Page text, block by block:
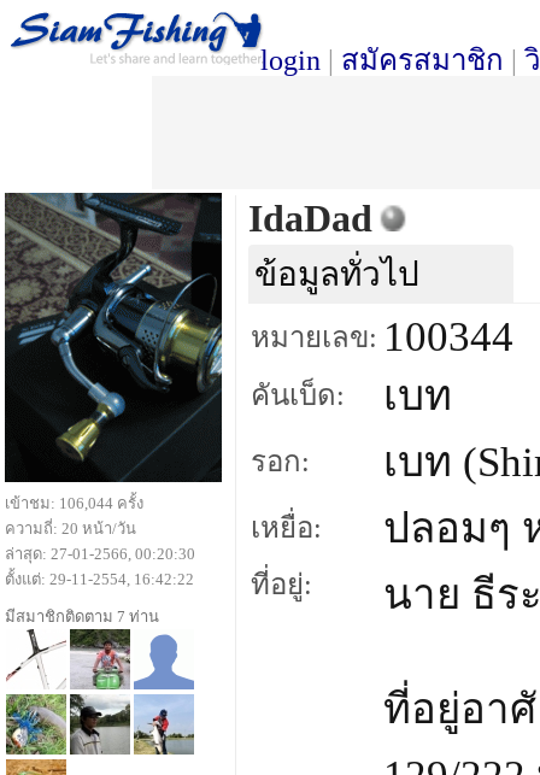
login | สมัครสมาชิก |
IdaDad
ข้อมูลทั่วไป
หมายเลข: 100344
คันเบ็ด: เบท
รอก: เบท
เหยื่อ: ปลอมๆ
ที่อยู่: นาย ธีร
ที่อยู่อา
เข้าชม: 106,044 ครั้ง
ความถี่: 20 หน้า/วัน
ล่าสุด: 27-01-2566, 00:20:30
ตั้งแต่: 29-11-2554, 16:42:22
มีสมาชิกติดตาม 7 ท่าน